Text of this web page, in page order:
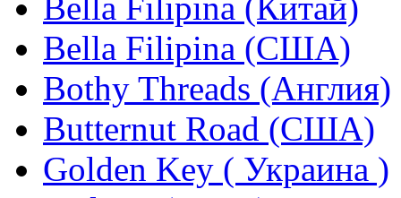
Bella Filipina (Китай)
Bella Filipina (США)
Bothy Threads (Англия)
Butternut Road (США)
Golden Key ( Украина )